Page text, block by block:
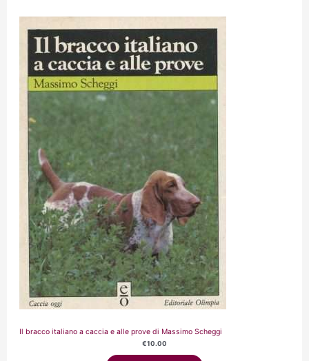
Il bracco italiano a caccia e alle prove di Massimo Scheggi
€10.00